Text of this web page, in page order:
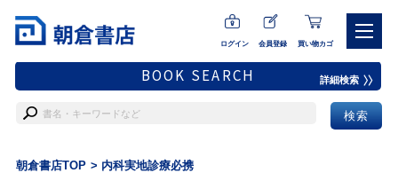
ログイン 会員登録 買い物カゴ
BOOK SEARCH 詳細検索
朝倉書店TOP 内科実地診療必携